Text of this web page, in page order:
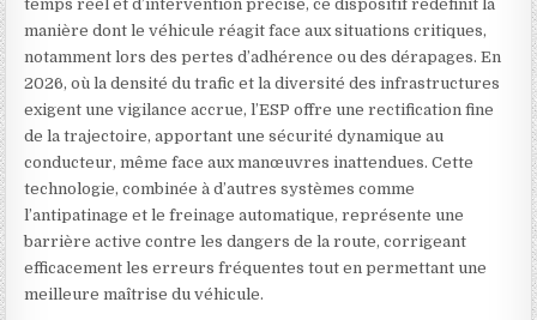
temps réel et d’intervention précise, ce dispositif redéfinit la
manière dont le véhicule réagit face aux situations critiques,
notamment lors des pertes d’adhérence ou des dérapages. En
2026, où la densité du trafic et la diversité des infrastructures
exigent une vigilance accrue, l’ESP offre une rectification fine
de la trajectoire, apportant une sécurité dynamique au
conducteur, même face aux manœuvres inattendues. Cette
technologie, combinée à d’autres systèmes comme
l’antipatinage et le freinage automatique, représente une
barrière active contre les dangers de la route, corrigeant
efficacement les erreurs fréquentes tout en permettant une
meilleure maîtrise du véhicule.